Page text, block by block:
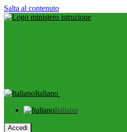
Salta al contenuto
Italiano
Italiano
Accedi